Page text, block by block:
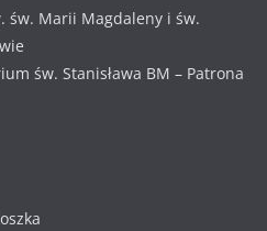
św. Marii Magdaleny i św.
św. Stanisława BM – Patrona